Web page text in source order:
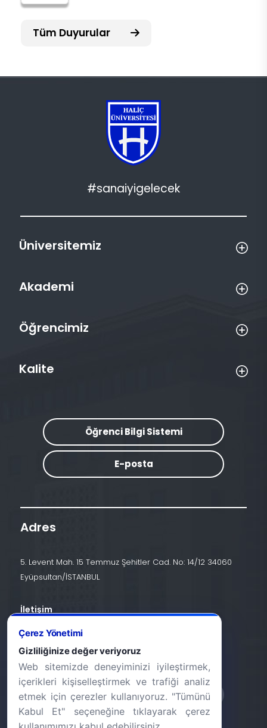
Tüm Duyurular
#sanaiyigelecek
Üniversitemiz
Akademi
Öğrencimiz
Kalite
Öğrenci Bilgi Sistemi
E-posta
Adres
5. Levent Mah. 15 Temmuz Şehitler Cad. No: 14/12 34060
Eyüpsultan/İSTANBUL
İletişim
info@halic.edu.tr
Çerez Yönetimi
Gizliliğinize değer veriyoruz
Web sitemizde deneyiminizi iyileştirmek,
içerikleri kişiselleştirmek ve trafiği analiz
etmek için çerezler kullanıyoruz. "Tümünü
Kabul Et" seçeneğine tıklayarak çerez